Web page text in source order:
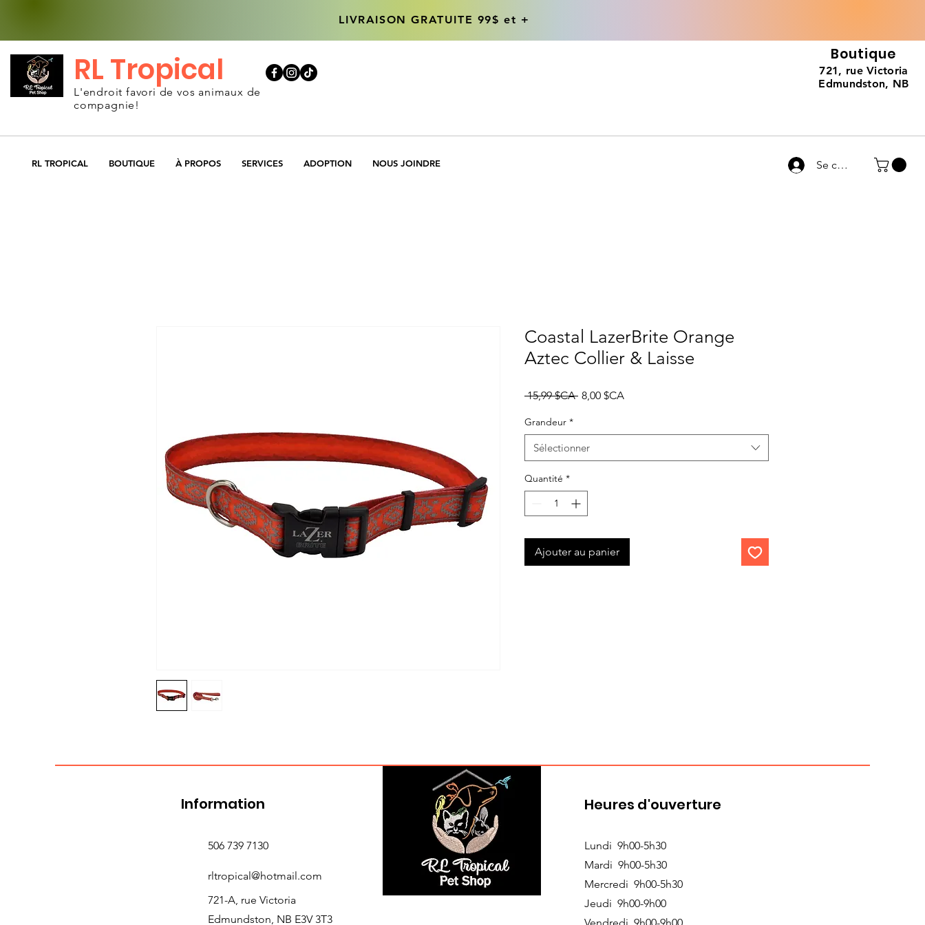
LIVRAISON GRATUITE 99$ et +
RL Tropical
L'endroit favori de vos animaux de
compagnie!
Boutique
721, rue Victoria
Edmundston, NB
LIVRAISON GRATUITE 99$ et +
RL TROPICAL BOUTIQUE À PROPOS SERVICES ADOPTION NOUS JOINDRE Se connecter
Coastal LazerBrite Orange
Aztec Collier & Laisse
15,99 $CA Prix
8,00 $CAPrix
Grandeur *
Sélectionner
Quantité *
Ajouter au panier
Information
506 739 7130
rltropical@hotmail.com
721-A, rue Victoria
Edmundston, NB E3V 3T3
Heures d'ouverture
Lundi 9h00-5h30
Mardi 9h00-5h30
Mercredi 9h00-5h30
Jeudi 9h00-9h00